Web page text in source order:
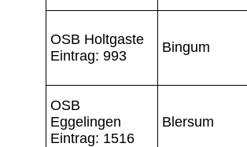
OSB Holtgaste
Eintrag: 993
Bingum
OSB
Eggelingen
Eintrag: 1516
Blersum